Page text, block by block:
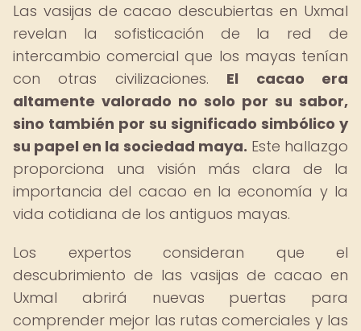
Las vasijas de cacao descubiertas en Uxmal
revelan la sofisticación de la red de
intercambio comercial que los mayas tenían
con otras civilizaciones. El cacao era
altamente valorado no solo por su sabor,
sino también por su significado simbólico y
su papel en la sociedad maya. Este hallazgo
proporciona una visión más clara de la
importancia del cacao en la economía y la
vida cotidiana de los antiguos mayas.
Los expertos consideran que el
descubrimiento de las vasijas de cacao en
Uxmal abrirá nuevas puertas para
comprender mejor las rutas comerciales y las